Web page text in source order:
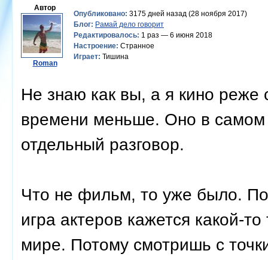
Автор
Roman
Опубликовано: 3175 дней назад (28 ноября 2017)
Блог: Рамай дело говорит
Редактировалось: 1 раз — 6 июня 2018
Настроение: Странное
Играет: Тишина
Не знаю как вы, а я кино
времени меньше. Оно в самом
отдельный разговор.
Что не фильм, то уже было.
игра актеров кажется какой-
мире. Потому смотришь с